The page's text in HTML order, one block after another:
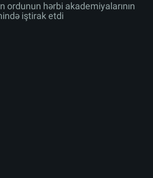
ordunun hərbi akademiyalarının
iştirak etdi